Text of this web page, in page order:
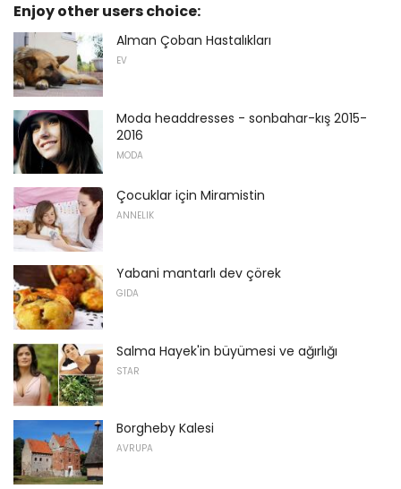
Enjoy other users choice:
Alman Çoban Hastalıkları
EV
Moda headdresses - sonbahar-kış 2015-
2016
MODA
Çocuklar için Miramistin
ANNELIK
Yabani mantarlı dev çörek
GIDA
Salma Hayek'in büyümesi ve ağırlığı
STAR
Borgheby Kalesi
AVRUPA